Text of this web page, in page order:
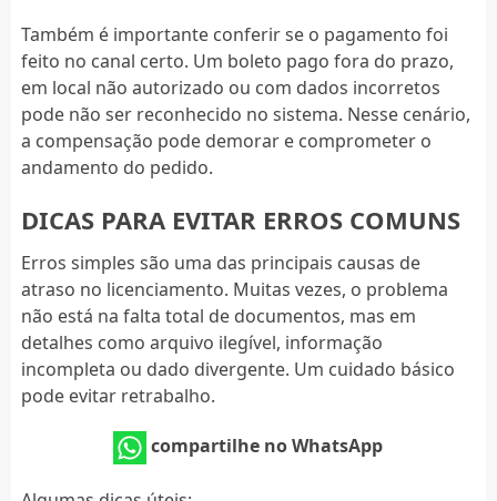
Também é importante conferir se o pagamento foi
feito no canal certo. Um boleto pago fora do prazo,
em local não autorizado ou com dados incorretos
pode não ser reconhecido no sistema. Nesse cenário,
a compensação pode demorar e comprometer o
andamento do pedido.
DICAS PARA EVITAR ERROS COMUNS
Erros simples são uma das principais causas de
atraso no licenciamento. Muitas vezes, o problema
não está na falta total de documentos, mas em
detalhes como arquivo ilegível, informação
incompleta ou dado divergente. Um cuidado básico
pode evitar retrabalho.
compartilhe no WhatsApp